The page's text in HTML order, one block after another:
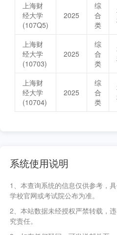
上海财
经大学
(107Q5)
2025
综
合
类
上海财
经大学
(10703)
2025
综
合
类
上海财
经大学
(10704)
2025
综
合
类
系统使用说明
1、本查询系统的信息仅供参考，
学校官网或考试院公布为准。
2、本站数据未经授权严禁转载，
究责任。